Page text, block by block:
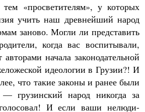
«просветителям», у которых
учить наш древнейший народ
заново. Могли ли представить
когда вас воспитывали,
начала законодательной
идеологии в Грузии?! И
что такие законы и ранее были
грузинский народ никогда за
И если ваши нелюди-